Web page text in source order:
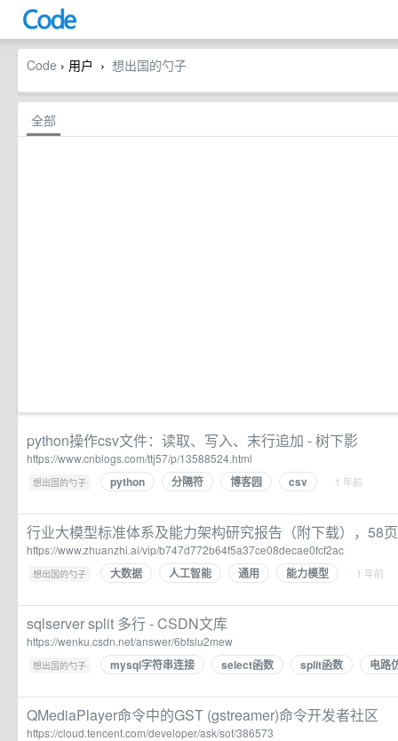
Code › 用户 › 想出国的勺子
全部
python操作csv文件：读取、写入、末行追加 - 树下影
https://www.cnblogs.com/ttj57/p/13588524.html
想出国的勺子 · python 分隔符 博客园 csv · 1 年前
行业大模型标准体系及能力架构研究报告（附下载），58
https://www.zhuanzhi.ai/vip/b747d772b64f5a37ce08decae0fcf2ac
想出国的勺子 · 大数据 人工智能 通用 能力模型 · 1 年前
sqlserver split 多行 - CSDN文库
https://wenku.csdn.net/answer/6bfsiu2mew
想出国的勺子 · mysql字符串连接 select函数 split函数 电路
QMediaPlayer命令中的GST (gstreamer)命令开发者社区
https://cloud.tencent.com/developer/ask/sof/386573